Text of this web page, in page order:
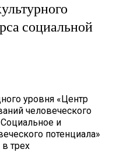
социальной
уровня «Центр
человеческого
и
потенциала»
трех